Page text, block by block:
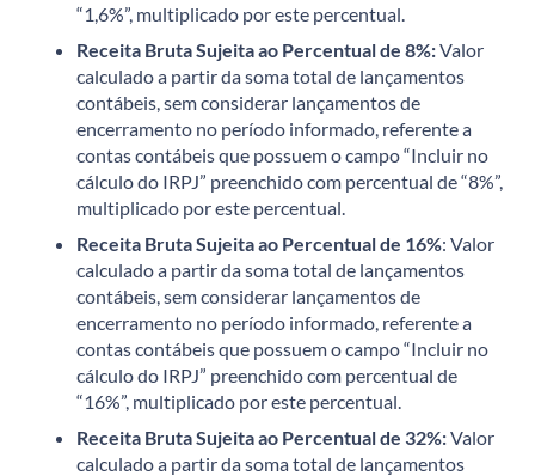
“1,6%”, multiplicado por este percentual.
Receita Bruta Sujeita ao Percentual de 8%:Valor
calculado a partir da soma total de lançamentos
contábeis, sem considerar lançamentos de
encerramento no período informado, referente a
contas contábeis que possuem o campo “Incluir no
cálculo do IRPJ” preenchido com percentual de “8%”,
multiplicado por este percentual.
Receita Bruta Sujeita ao Percentual de 16%: Valor
calculado a partir da soma total de lançamentos
contábeis, sem considerar lançamentos de
encerramento no período informado, referente a
contas contábeis que possuem o campo “Incluir no
cálculo do IRPJ” preenchido com percentual de
“16%”, multiplicado por este percentual.
Receita Bruta Sujeita ao Percentual de 32%:Valor
calculado a partir da soma total de lançamentos